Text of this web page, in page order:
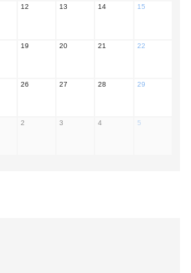
12 13 14 15
19 20 21 22
26 27 28 29
2 3 4 5